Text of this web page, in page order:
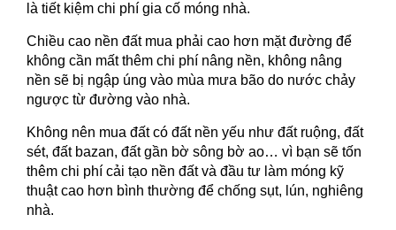
là tiết kiệm chi phí gia cố móng nhà.
Chiều cao nền đất mua phải cao hơn mặt đường để
không cần mất thêm chi phí nâng nền, không nâng
nền sẽ bị ngập úng vào mùa mưa bão do nước chảy
ngược từ đường vào nhà.
Không nên mua đất có đất nền yếu như đất ruộng, đất
sét, đất bazan, đất gần bờ sông bờ ao… vì bạn sẽ tốn
thêm chi phí cải tạo nền đất và đầu tư làm móng kỹ
thuật cao hơn bình thường để chống sụt, lún, nghiêng
nhà.